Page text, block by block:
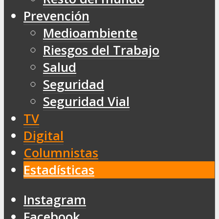
Prevención
Medioambiente
Riesgos del Trabajo
Salud
Seguridad
Seguridad Vial
TV
Digital
Columnistas
Estadísticas
Instagram